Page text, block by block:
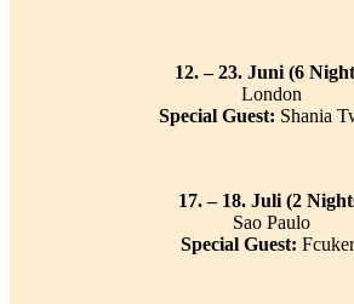
12. – 23. Juni (6
London
Special Guest: Shania
17. – 18. Juli (2
Sao Paulo
Special Guest: